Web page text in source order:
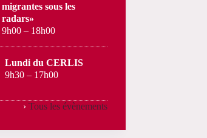
migrantes sous les
radars»
9h00 – 18h00
Lundi du CERLIS
9h30 – 17h00
› Tous les évènements